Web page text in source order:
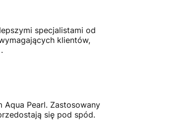
specjalistami od
klientów,
Aqua Pearl. Zastosowany
się pod spód.